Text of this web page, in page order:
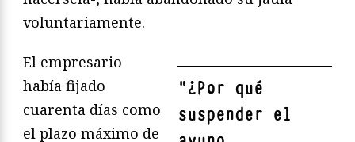
voluntariamente.
"¿Por qué
suspender el
El empresario
había fijado
cuarenta días como
el plazo máximo de